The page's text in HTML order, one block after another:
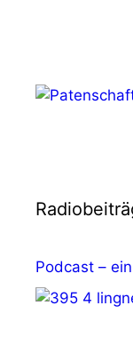
Podcast –